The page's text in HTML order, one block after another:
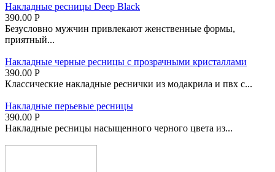
Накладные ресницы Deep Black
390.00 Р
Безусловно мужчин привлекают женственные формы,
приятный...
Накладные черные ресницы с прозрачными кристаллами
390.00 Р
Классические накладные реснички из модакрила и пвх с...
Накладные перьевые ресницы
390.00 Р
Накладные ресницы насыщенного черного цвета из...